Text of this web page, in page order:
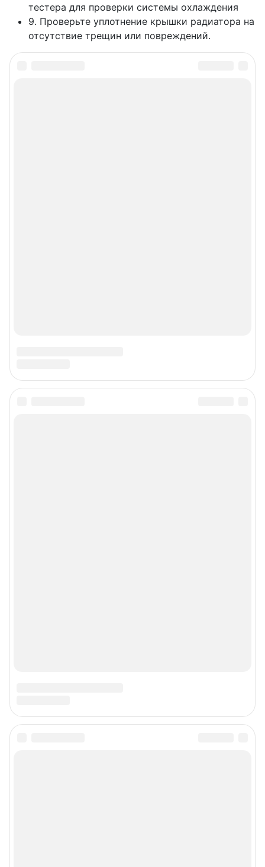
тестера для проверки системы охлаждения
9. Проверьте уплотнение крышки радиатора на
отсутствие трещин или повреждений.